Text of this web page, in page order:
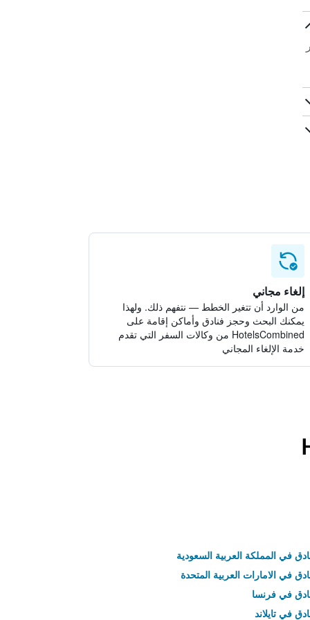
إلغاء مجاني
من الوارد أن تتغير الخطط — نتفهم ذلك. ولهذا
يمكنك البحث وحجز فنادق وأماكن إقامة على
HotelsCombined من وكالات السفر التي تقدم
خدمة الإلغاء المجاني
في المملكة العربية السعودية
في الامارات العربية المتحدة
في فرنسا
في تايلاند